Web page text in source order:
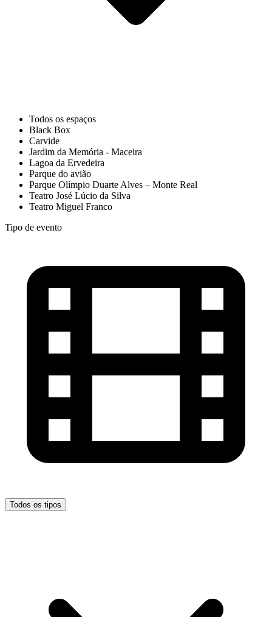
Todos os espaços
Black Box
Carvide
Jardim da Memória - Maceira
Lagoa da Ervedeira
Parque do avião
Parque Olímpio Duarte Alves – Monte Real
Teatro José Lúcio da Silva
Teatro Miguel Franco
Tipo de evento
Todos os tipos